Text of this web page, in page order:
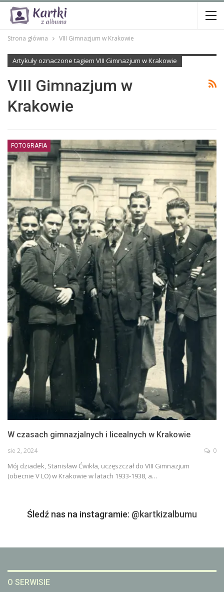
Strona główna VIII Gimnazjum w Krakowie
Artykuły oznaczone tagiem VIII Gimnazjum w Krakowie
VIII Gimnazjum w
Krakowie
FOTOGRAFIA
W czasach gimnazjalnych i licealnych w Krakowie
sie 2, 2024 0
Mój dziadek, Stanisław Ćwikła, uczęszczał do VIII Gimnazjum
(obecnie V LO) w Krakowie w latach 1933-1938, a…
Śledź nas na instagramie: @kartkizalbumu
O SERWISIE